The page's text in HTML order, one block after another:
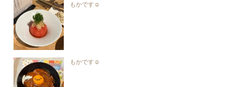
もかです☺︎︎
もかです☺︎︎